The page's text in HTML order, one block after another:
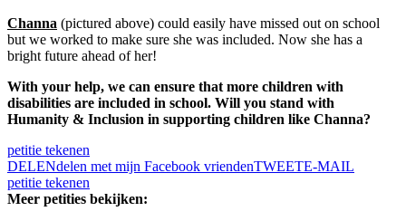
Channa (pictured above) could easily have missed out on school
but we worked to make sure she was included. Now she has a
bright future ahead of her!
With your help, we can ensure that more children with
disabilities are included in school. Will you stand with
Humanity & Inclusion in supporting children like Channa?
petitie tekenen
DELENdelen met mijn Facebook vriendenTWEETE-MAIL
petitie tekenen
Meer petities bekijken: